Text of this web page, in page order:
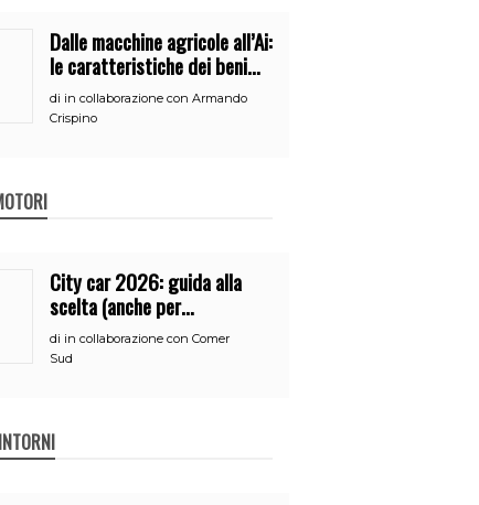
Dalle macchine agricole all’Ai:
le caratteristiche dei beni
per accedere
all’iperammortamento
di in collaborazione con Armando
Crispino
City car 2026: guida alla
scelta (anche per
neopatentati)
di in collaborazione con Comer
Sud